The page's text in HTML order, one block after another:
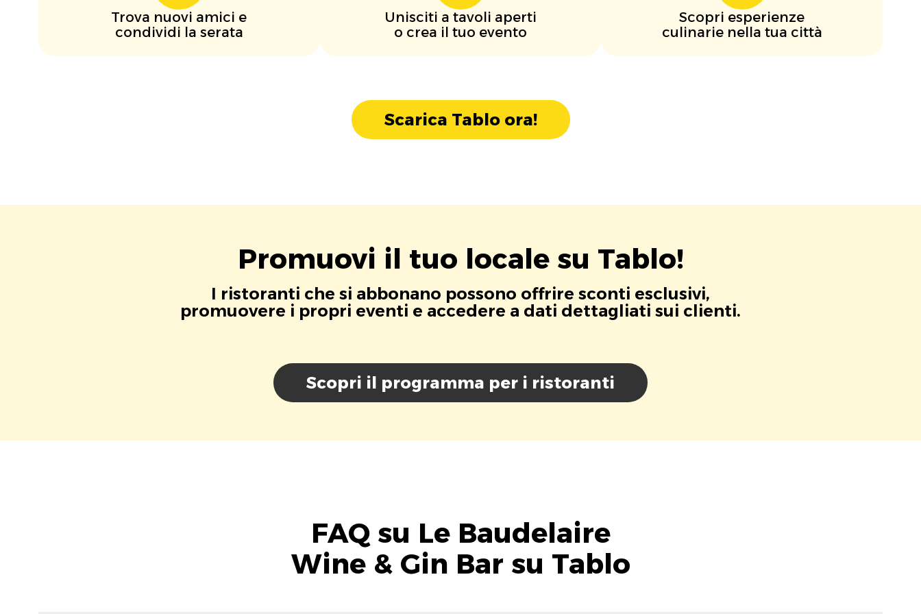
Trova nuovi amici e
condividi la serata
Unisciti a tavoli aperti
o crea il tuo evento
Scopri esperienze
culinarie nella tua città
Scarica Tablo ora!
Promuovi il tuo locale su Tablo!
I ristoranti che si abbonano possono offrire sconti esclusivi,
promuovere i propri eventi e accedere a dati dettagliati sui clienti.
Scopri il programma per i ristoranti
FAQ su Le Baudelaire
Wine & Gin Bar su Tablo